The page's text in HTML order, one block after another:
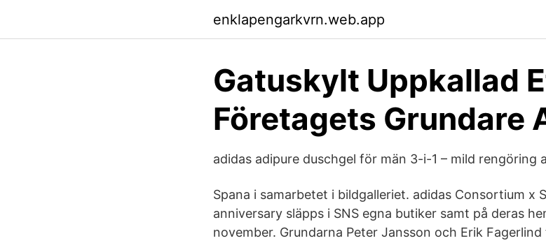
enklapengarkvrn.web.app
Gatuskylt Uppkallad
Företagets Grundare
adidas adipure duschgel för män 3-i-1 – mild rengöring
Spana i samarbetet i bildgalleriet. adidas Consortium x
anniversary släpps i SNS egna butiker samt på deras
november. Grundarna Peter Jansson och Erik